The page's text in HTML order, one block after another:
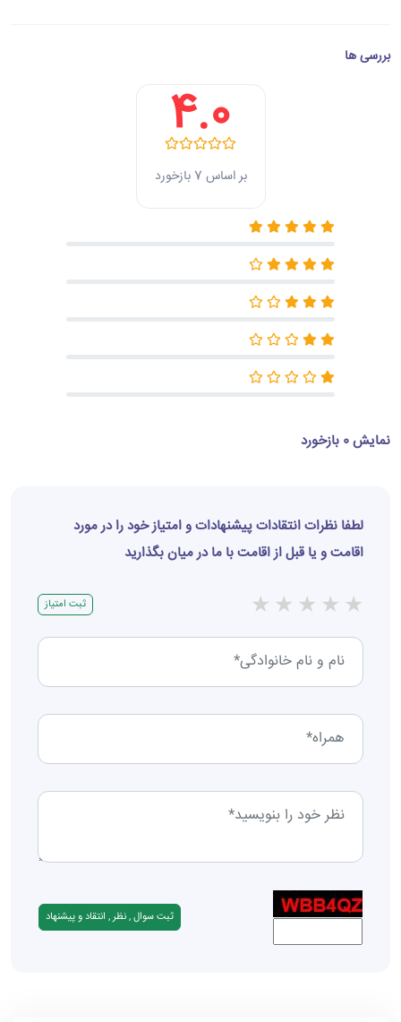
بررسی ها
4.0
بر اساس 7 بازخورد
نمایش 0 بازخورد
لطفا نظرات انتقادات پیشنهادات و امتیاز خود را در مورد
اقامت و یا قبل از اقامت با ما در میان بگذارید
★
★
★
★
★ ثبت امتیاز